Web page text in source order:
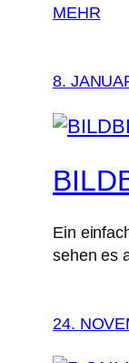
MEHR
8.
Ein
sehen es
24.